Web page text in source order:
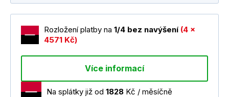
Rozložení platby na 1/4 bez navýšení (4 x
4571 Kč)
Více informací
Na splátky již od 1828 Kč / měsíčně